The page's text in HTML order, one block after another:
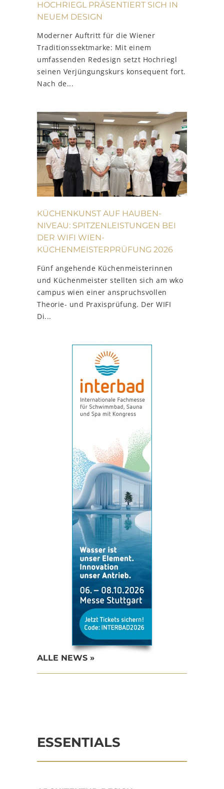
HOCHRIEGL PRÄSENTIERT SICH IN
NEUEM DESIGN
Moderner Auftritt für die Wiener
Traditionssektmarke: Mit einem
umfassenden Redesign setzt Hochriegl
seinen Verjüngungskurs konsequent fort.
Nach de...
KÜCHENKUNST AUF HAUBEN-
NIVEAU: SPITZENLEISTUNGEN BEI
DER WIFI WIEN-
KÜCHENMEISTERPRÜFUNG 2026
Fünf angehende Küchenmeisterinnen
und Küchenmeister stellten sich am wko
campus wien einer anspruchsvollen
Theorie- und Praxisprüfung. Der WIFI
Di...
ALLE NEWS »
ESSENTIALS